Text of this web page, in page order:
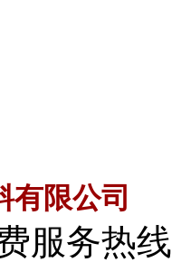
有限公司
服务热线